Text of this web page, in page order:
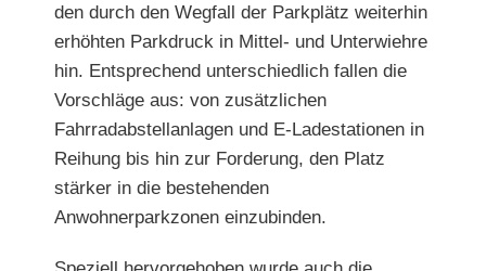
den durch den Wegfall der Parkplätz weiterhin
erhöhten Parkdruck in Mittel- und Unterwiehre
hin. Entsprechend unterschiedlich fallen die
Vorschläge aus: von zusätzlichen
Fahrradabstellanlagen und E-Ladestationen in
Reihung bis hin zur Forderung, den Platz
stärker in die bestehenden
Anwohnerparkzonen einzubinden.